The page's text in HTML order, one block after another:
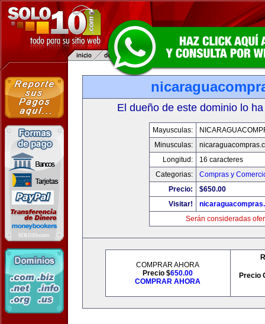
El dueño de este dominio lo
Mayusculas:
Minusculas:
Longitud:
16 caracteres
Categorias:
Compras y
Precio:
$650.00
Visitar!
Serán consideradas
COMPRAR AHORA
Precio $650.00
COMPRAR AHORA
Precio